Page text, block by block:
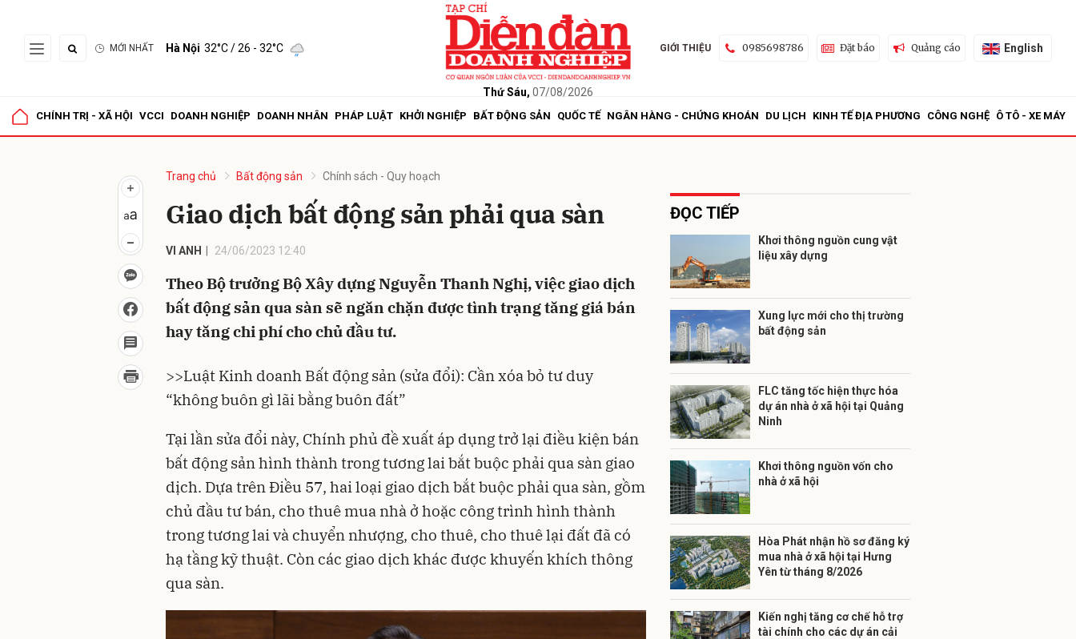
MỚI NHẤT Hà Nội 32°C/ 26 - 32°C
Thứ Sáu, 07/08/2026
GIỚI THIỆU 0985698786 Đặt báo Quảng cáo English
CHÍNH TRỊ - XÃ HỘI VCCI DOANH NGHIỆP DOANH NHÂN PHÁP LUẬT KHỞI NGHIỆP BẤT ĐỘNG SẢN QUỐC TẾ NGÂN HÀNG - CHỨNG KHOÁN DU LỊCH KINH TẾ ĐỊA PHƯƠNG CÔNG NGHỆ Ô TÔ - XE MÁY
Trang chủ Bất động sản Chính sách - Quy hoạch
Giao dịch bất động sản phải qua sàn
VI ANH 24/06/2023 12:40
Theo Bộ trưởng Bộ Xây dựng Nguyễn Thanh Nghị, việc giao dịch
bất động sản qua sàn sẽ ngăn chặn được tình trạng tăng giá bán
hay tăng chi phí cho chủ đầu tư.
>>Luật Kinh doanh Bất động sản (sửa đổi): Cần xóa bỏ tư duy
“không buôn gì lãi bằng buôn đất”
Tại lần sửa đổi này, Chính phủ đề xuất áp dụng trở lại điều kiện bán
bất động sản hình thành trong tương lai bắt buộc phải qua sàn giao
dịch. Dựa trên Điều 57, hai loại giao dịch bắt buộc phải qua sàn, gồm
chủ đầu tư bán, cho thuê mua nhà ở hoặc công trình hình thành
trong tương lai và chuyển nhượng, cho thuê, cho thuê lại đất đã có
hạ tầng kỹ thuật. Còn các giao dịch khác được khuyến khích thông
qua sàn.
ĐỌC TIẾP
Khơi thông nguồn cung vật
liệu xây dựng
Xung lực mới cho thị trường
bất động sản
FLC tăng tốc hiện thực hóa
dự án nhà ở xã hội tại Quảng
Ninh
Khơi thông nguồn vốn cho
nhà ở xã hội
Hòa Phát nhận hồ sơ đăng ký
mua nhà ở xã hội tại Hưng
Yên từ tháng 8/2026
Kiến nghị tăng cơ chế hỗ trợ
tài chính cho các dự án cải
Gửi